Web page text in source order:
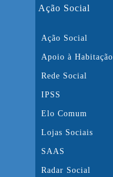
Ação Social
Ação Social
Apoio à Habitação
Rede Social
IPSS
Elo Comum
Lojas Sociais
SAAS
Radar Social